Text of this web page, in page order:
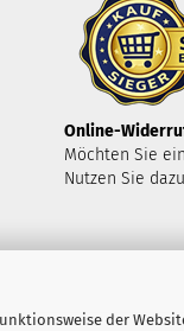
der
Online-
Möchten Sie
Nutzen Sie